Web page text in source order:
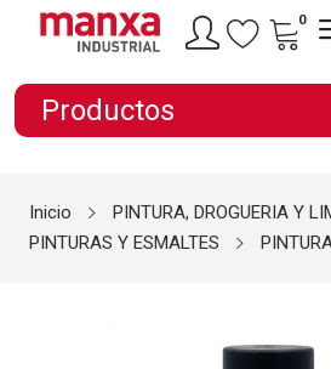
0
Productos
Inicio
PINTURA, DROGUERIA Y
PINTURAS Y ESMALTES